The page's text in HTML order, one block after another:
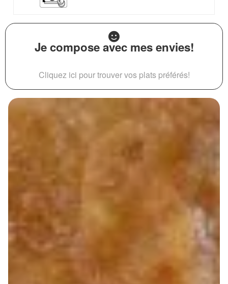
Je compose avec mes envies!
Cliquez ici pour trouver vos plats préférés!